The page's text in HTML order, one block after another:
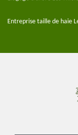
Entreprise taille de haie